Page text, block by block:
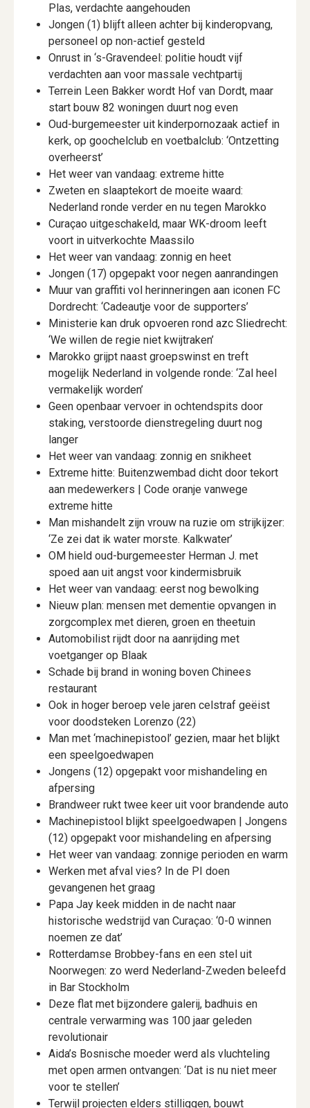
Plas, verdachte aangehouden
Jongen (1) blijft alleen achter bij kinderopvang,
personeel op non-actief gesteld
Onrust in ‘s-Gravendeel: politie houdt vijf
verdachten aan voor massale vechtpartij
Terrein Leen Bakker wordt Hof van Dordt, maar
start bouw 82 woningen duurt nog even
Oud-burgemeester uit kinderpornozaak actief in
kerk, op goochelclub en voetbalclub: ‘Ontzetting
overheerst’
Het weer van vandaag: extreme hitte
Zweten en slaaptekort de moeite waard:
Nederland ronde verder en nu tegen Marokko
Curaçao uitgeschakeld, maar WK-droom leeft
voort in uitverkochte Maassilo
Het weer van vandaag: zonnig en heet
Jongen (17) opgepakt voor negen aanrandingen
Muur van graffiti vol herinneringen aan iconen FC
Dordrecht: ‘Cadeautje voor de supporters’
Ministerie kan druk opvoeren rond azc Sliedrecht:
‘We willen de regie niet kwijtraken’
Marokko grijpt naast groepswinst en treft
mogelijk Nederland in volgende ronde: ‘Zal heel
vermakelijk worden’
Geen openbaar vervoer in ochtendspits door
staking, verstoorde dienstregeling duurt nog
langer
Het weer van vandaag: zonnig en snikheet
Extreme hitte: Buitenzwembad dicht door tekort
aan medewerkers | Code oranje vanwege
extreme hitte
Man mishandelt zijn vrouw na ruzie om strijkijzer:
‘Ze zei dat ik water morste. Kalkwater’
OM hield oud-burgemeester Herman J. met
spoed aan uit angst voor kindermisbruik
Het weer van vandaag: eerst nog bewolking
Nieuw plan: mensen met dementie opvangen in
zorgcomplex met dieren, groen en theetuin
Automobilist rijdt door na aanrijding met
voetganger op Blaak
Schade bij brand in woning boven Chinees
restaurant
Ook in hoger beroep vele jaren celstraf geëist
voor doodsteken Lorenzo (22)
Man met ‘machinepistool’ gezien, maar het blijkt
een speelgoedwapen
Jongens (12) opgepakt voor mishandeling en
afpersing
Brandweer rukt twee keer uit voor brandende auto
Machinepistool blijkt speelgoedwapen | Jongens
(12) opgepakt voor mishandeling en afpersing
Het weer van vandaag: zonnige perioden en warm
Werken met afval vies? In de PI doen
gevangenen het graag
Papa Jay keek midden in de nacht naar
historische wedstrijd van Curaçao: ‘0-0 winnen
noemen ze dat’
Rotterdamse Brobbey-fans en een stel uit
Noorwegen: zo werd Nederland-Zweden beleefd
in Bar Stockholm
Deze flat met bijzondere galerij, badhuis en
centrale verwarming was 100 jaar geleden
revolutionair
Aida’s Bosnische moeder werd als vluchteling
met open armen ontvangen: ‘Dat is nu niet meer
voor te stellen’
Terwijl projecten elders stilliggen, bouwt